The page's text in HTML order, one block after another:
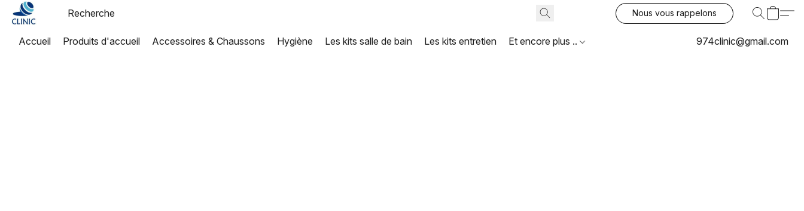
Nous vous rappelons
Accueil Produits d'accueil Accessoires & Chaussons Hygiène Les kits salle de bain Les kits entretien Et encore plus .. 974clinic@gmail.com